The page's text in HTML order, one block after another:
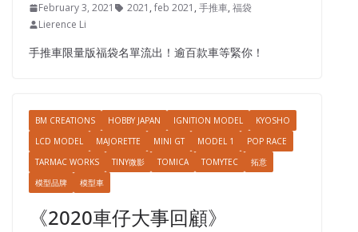
February 3, 2021 2021 , feb 2021 , 手推車, 福袋
Lierence Li
手推車限量版福袋名單流出！逾百款車等緊你！
BM CREATIONS HOBBY JAPAN IGNITION MODEL
KYOSHO
LCD MODEL
MAJORETTE MINI GT MODEL 1
POP RACE
TARMAC WORKS
TINY微影 TOMICA TOMYTEC
拓意
模型品牌
模型車
《2020車仔大事回顧》